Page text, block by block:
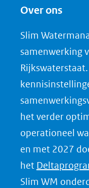
n
o
p
L
i
n
k
e
d
I
Over ons
Slim
samenwerking
het verder
operationeel
en met 2027
het
Slim WM